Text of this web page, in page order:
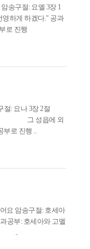
구절: 요엘 3장 1
하게 하겠다." 공과
공부로 진행
절: 요나 3장 2절
을 그 성읍에 외
부로 진행 ..
암송구절: 호세아
부: 호세아와 고멜
행 ..